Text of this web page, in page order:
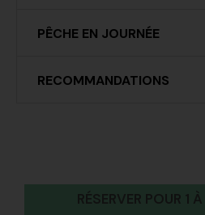
PÊCHE EN JOURNÉE
RECOMMANDATIONS
RÉSERVER POUR 1